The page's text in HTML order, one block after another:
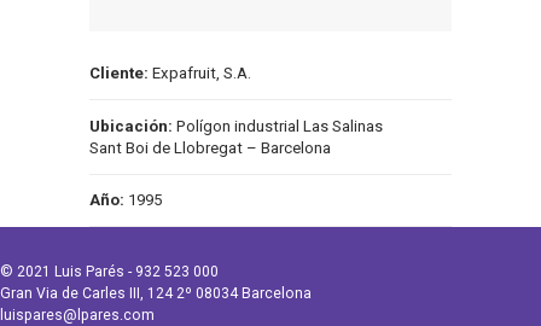
Cliente: Expafruit, S.A.
Ubicación: Polígon industrial Las Salinas
Sant Boi de Llobregat – Barcelona
Año: 1995
© 2021 Luis Parés - 932 523 000
Gran Via de Carles III, 124 2º 08034 Barcelona
luispares@lpares.com